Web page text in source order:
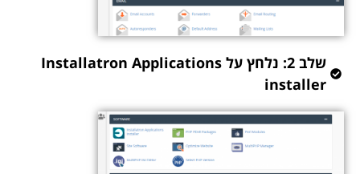
שלב 2: נלחץ על Installatron Applications
installer